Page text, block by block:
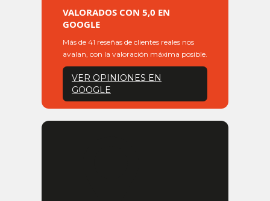
VALORADOS CON 5,0 EN
GOOGLE
Más de 41 reseñas de clientes reales nos
avalan, con la valoración máxima posible.
VER OPINIONES EN
GOOGLE